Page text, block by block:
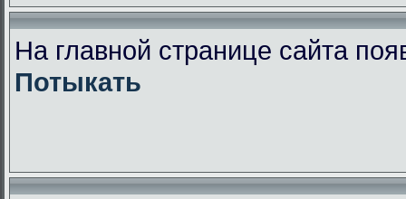
На главной странице сайта
Потыкать